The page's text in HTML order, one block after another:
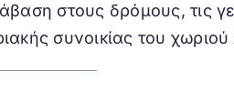
στους δρόμους, τις
συνοικίας του χωριού